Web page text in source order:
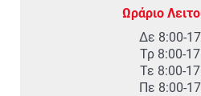
Ωράριο
Δε 8:00-
Τρ 8:00-
Τε 8:00-
Πε 8:00-